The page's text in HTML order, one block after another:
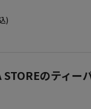
)
STOREのティ